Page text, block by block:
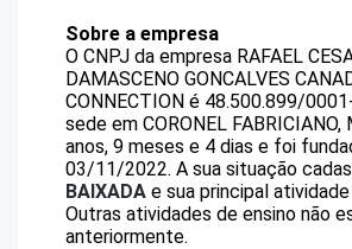
Sobre a empresa
O CNPJ da empresa RAFAEL
DAMASCENO GONCALVES
CONNECTION é 48.500.899/
sede em CORONEL FABRICIANO,
anos, 9 meses e 4 dias e foi
03/11/2022. A sua situação
BAIXADA e sua principal
Outras atividades de ensino não
anteriormente.